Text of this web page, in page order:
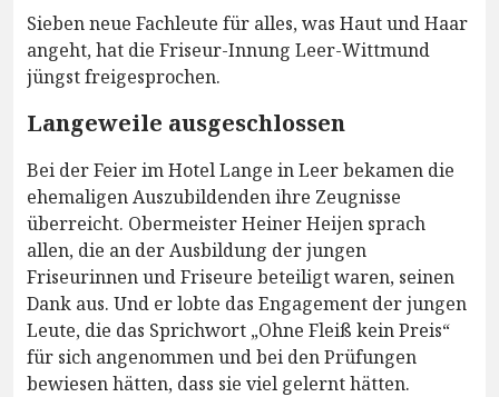
Sieben neue Fachleute für alles, was Haut und Haar
angeht, hat die Friseur-Innung Leer-Wittmund
jüngst freigesprochen.
Langeweile ausgeschlossen
Bei der Feier im Hotel Lange in Leer bekamen die
ehemaligen Auszubildenden ihre Zeugnisse
überreicht. Obermeister Heiner Heijen sprach
allen, die an der Ausbildung der jungen
Friseurinnen und Friseure beteiligt waren, seinen
Dank aus. Und er lobte das Engagement der jungen
Leute, die das Sprichwort „Ohne Fleiß kein Preis“
für sich angenommen und bei den Prüfungen
bewiesen hätten, dass sie viel gelernt hätten.